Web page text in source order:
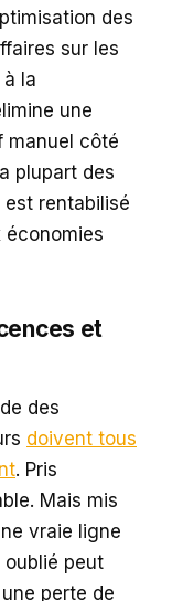
des
sur les
la
une
manuel côté
plupart des
est rentabilisé
économies
et
des
doivent tous
. Pris
Mais mis
vraie ligne
peut
perte de